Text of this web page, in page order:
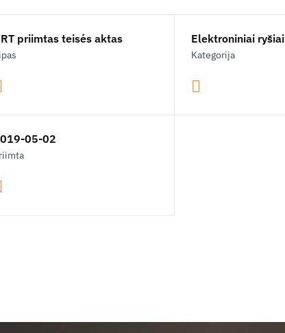
priimtas teisės aktas Elektroniniai ryšiai
Kategorija
05-02